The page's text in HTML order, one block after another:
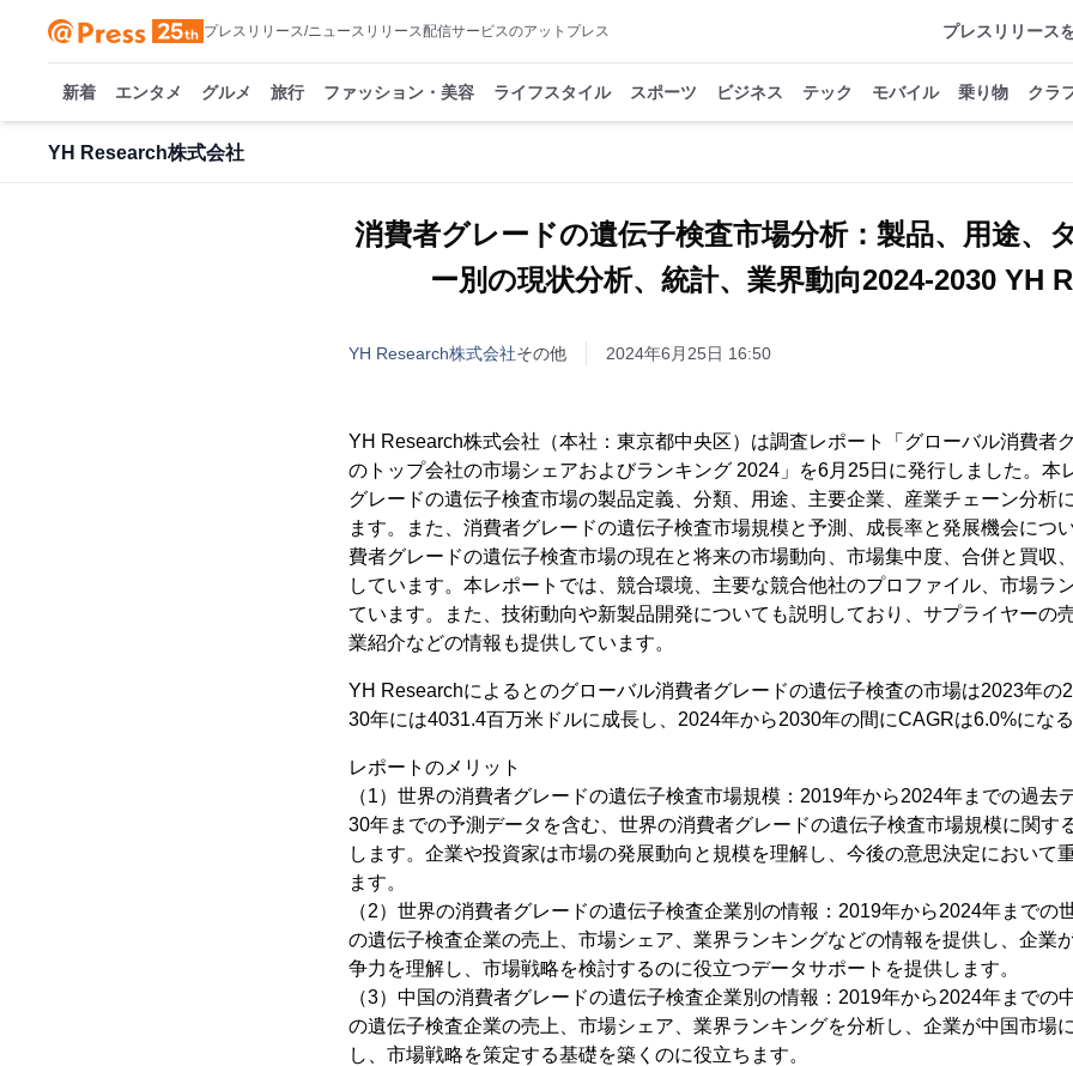
プレスリリース/ニュースリリース配信サービスのアットプレス プレスリリース
新着 エンタメ グルメ 旅行 ファッション・美容 ライフスタイル スポーツ ビジネス テック モバイル 乗り物 クラ
YH Research株式会社
消費者グレードの遺伝子検査市場分析：製品、用途、
ー別の現状分析、統計、業界動向2024-2030 YH
YH Research株式会社その他 2024年6月25日 16:50
YH Research株式会社（本社：東京都中央区）は調査レポート「グローバル消費者
のトップ会社の市場シェアおよびランキング 2024」を6月25日に発行しました。本
グレードの遺伝子検査市場の製品定義、分類、用途、主要企業、産業チェーン分析
ます。また、消費者グレードの遺伝子検査市場規模と予測、成長率と発展機会につ
費者グレードの遺伝子検査市場の現在と将来の市場動向、市場集中度、合併と買収
しています。本レポートでは、競合環境、主要な競合他社のプロファイル、市場ラ
ています。また、技術動向や新製品開発についても説明しており、サプライヤーの
業紹介などの情報も提供しています。
YH Researchによるとのグローバル消費者グレードの遺伝子検査の市場は2023年の
30年には4031.4百万米ドルに成長し、2024年から2030年の間にCAGRは6.0%になる
レポートのメリット
（1）世界の消費者グレードの遺伝子検査市場規模：2019年から2024年までの過去
30年までの予測データを含む、世界の消費者グレードの遺伝子検査市場規模に関す
します。企業や投資家は市場の発展動向と規模を理解し、今後の意思決定において
ます。
（2）世界の消費者グレードの遺伝子検査企業別の情報：2019年から2024年までの
の遺伝子検査企業の売上、市場シェア、業界ランキングなどの情報を提供し、企業
争力を理解し、市場戦略を検討するのに役立つデータサポートを提供します。
（3）中国の消費者グレードの遺伝子検査企業別の情報：2019年から2024年までの
の遺伝子検査企業の売上、市場シェア、業界ランキングを分析し、企業が中国市場
し、市場戦略を策定する基礎を築くのに役立ちます。